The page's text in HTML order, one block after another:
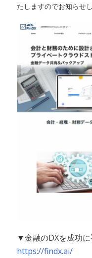
たしますのでお知らせし
▼金融のDXを成功に
https://findx.ai/